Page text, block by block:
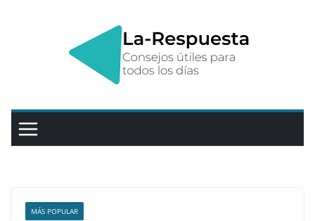
MÁS POPULAR